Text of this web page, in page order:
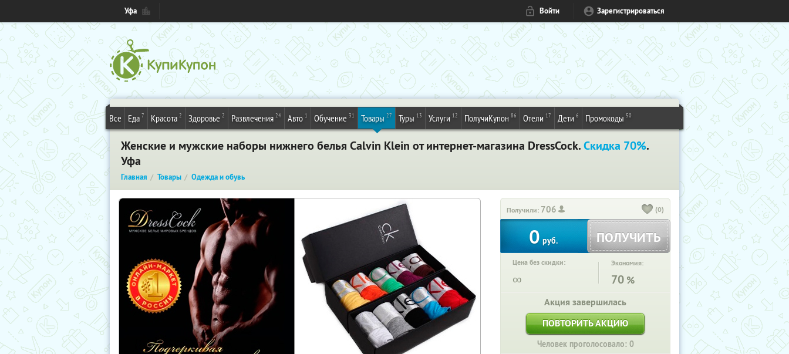
Уфа Войти Зарегистрироваться
Все Еда 7 Красота 2 Здоровье 2 Развлечения 24 Авто 1 Обучение 31 Товары 27 Туры 13 Услуги 12 ПолучиКупон 86 Отели 17 Дети 6 Промокоды 50
Женские и мужские наборы нижнего белья Calvin Klein от интернет-магазина DressCock.Скидка 70%.
Уфа
Главная Товары Одежда и обувь
Получили: 706 (0)
0 руб. ПОЛУЧИТЬ
Цена без скидки:
∞
Экономия:
70 %
Акция завершилась
ПОВТОРИТЬ АКЦИЮ
Человек проголосовало: 0